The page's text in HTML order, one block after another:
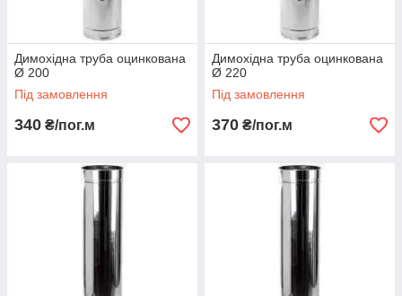
Димохідна труба оцинкована
Ø 200
Під замовлення
340 ₴/пог.м
Димохідна труба оцинкована
Ø 220
Під замовлення
370 ₴/пог.м